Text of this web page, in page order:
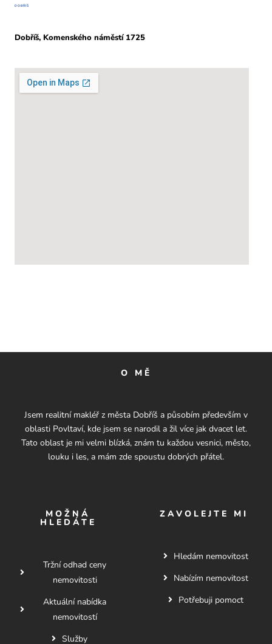
DOBŘÍŠ
Dobříš, Komenského náměstí 1725
O MĚ
Jsem realitní makléř z města Dobříš a působím především v
oblasti Povltaví, kde jsem se narodil a žil více jak dvacet let.
Tato oblast je mi velmi blízká, znám tu každou vesnici, město,
louku i les, a mám zde spoustu dobrých přátel.
MOŽNÁ
HLEDÁTE
Tržní odhad ceny
nemovitosti
Aktuální nabídka
nemovitostí
Služby
ZAVOLEJTE MI
Hledám nemovitost
Nabízím nemovitost
Potřebuji pomoct